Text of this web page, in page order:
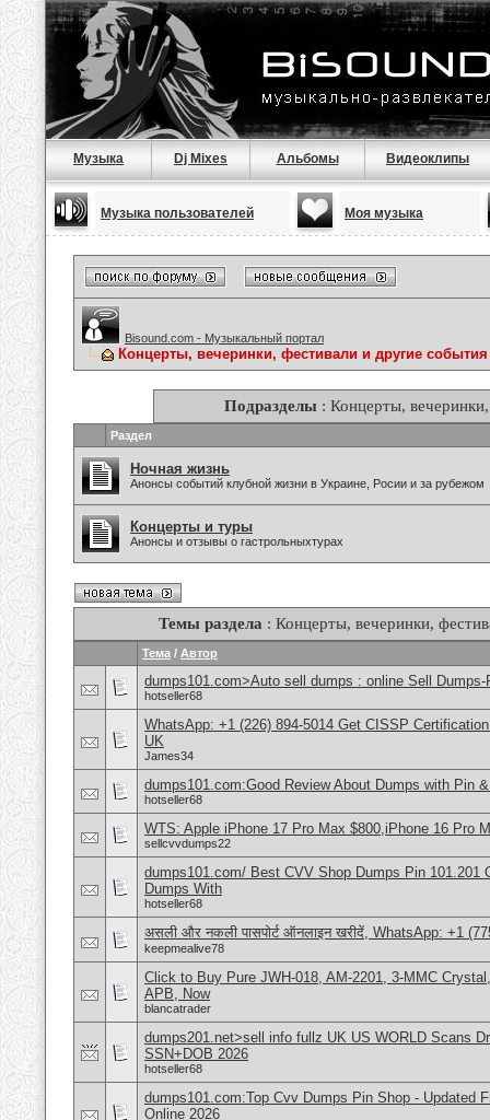
Музыка Dj Mixes Альбомы Видеоклипы
Музыка пользователей Моя музыка
Bisound.com - Музыкальный портал
Концерты, вечеринки, фестивали и другие события
Подразделы: Концерты,
Раздел
Ночная жизнь
Анонсы событий клубной жизни в Украине, Росии и за рубежом
Концерты и туры
Анонсы и отзывы о гастрольныхтурах
Темы раздела : Концерты, вечеринки,
Тема / Автор
dumps101.com>Auto sell dumps : online Sell
hotseller68
WhatsApp: +1 (226) 894-5014​ Get CISSP
UK
James34
dumps101.com:Good Review About Dumps with Pin
hotseller68
WTS: Apple iPhone 17 Pro Max $800,iPhone 16 Pro
sellcvvdumps22
dumps101.com/ Best CVV Shop Dumps Pin 101.201
Dumps With
hotseller68
असली और नकली पासपोर्ट ऑनलाइन खरीदें, WhatsApp: +1
keepmealive78
Click to Buy Pure JWH-018, AM-2201, 3-MMC
APB, Now
blancatrader
dumps201.net>sell info fullz UK US WORLD Scans
SSN+DOB 2026
hotseller68
dumps101.com:Top Cvv Dumps Pin Shop - Updated
Online 2026